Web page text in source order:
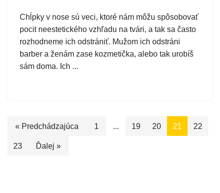
Chĺpky v nose sú veci, ktoré nám môžu spôsobovať
pocit neestetického vzhľadu na tvári, a tak sa často
rozhodneme ich odstrániť. Mužom ich odstráni
barber a ženám zase kozmetička, alebo tak urobíš
sám doma. Ich ...
« Predchádzajúca 1 ... 19 20 21 22
23 Ďalej »